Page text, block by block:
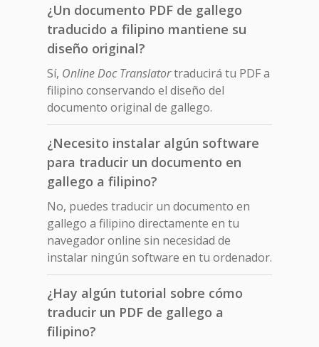
¿Un documento PDF de gallego
traducido a filipino mantiene su
diseño original?
Sí, Online Doc Translatortraducirá tu PDF a
filipino conservando el diseño del
documento original de gallego.
¿Necesito instalar algún software
para traducir un documento en
gallego a filipino?
No, puedes traducir un documento en
gallego a filipino directamente en tu
navegador online sin necesidad de
instalar ningún software en tu ordenador.
¿Hay algún tutorial sobre cómo
traducir un PDF de gallego a
filipino?